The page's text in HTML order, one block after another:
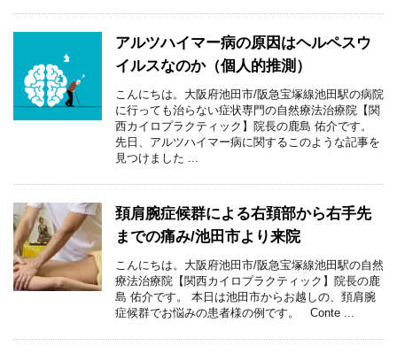
アルツハイマー病の原因はヘルペスウ
イルスなのか（個人的推測）
こんにちは。大阪府池田市/阪急宝塚線池田駅の病院
に行っても治らない症状専門の自然療法治療院【関
西カイロプラクティック】院長の鹿島 佑介です。
先日、アルツハイマー病に関するこのような記事を
見つけました ...
頚肩腕症候群による右頚部から右手先
までの痛み/池田市より来院
こんにちは。大阪府池田市/阪急宝塚線池田駅の自然
療法治療院【関西カイロプラクティック】院長の鹿
島 佑介です。 本日は池田市からお越しの、頚肩腕
症候群でお悩みの患者様の例です。 Conte ...